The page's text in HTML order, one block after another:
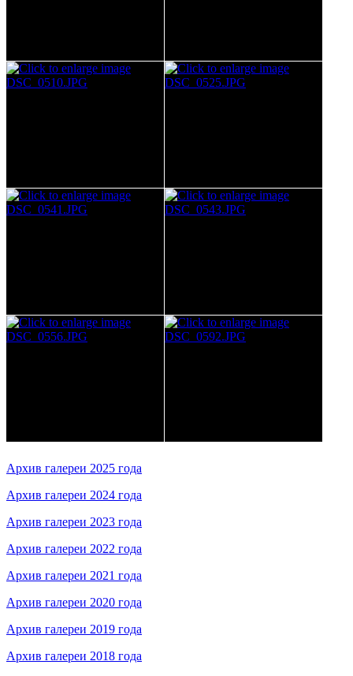
Архив галереи 2025 года
Архив галереи 2024 года
Архив галереи 2023 года
Архив галереи 2022 года
Архив галереи 2021 года
Архив галереи 2020 года
Архив галереи 2019 года
Архив галереи 2018 года